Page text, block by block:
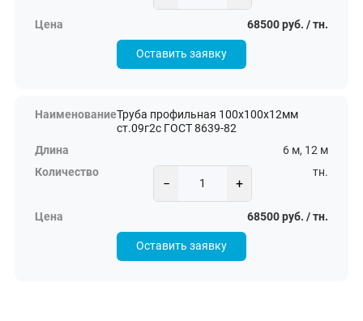
68500 руб. / тн.
Оставить заявку
Труба профильная 100х100х12мм
ст.09г2с ГОСТ 8639-82
6 м, 12 м
− +
тн.
68500 руб. / тн.
Оставить заявку